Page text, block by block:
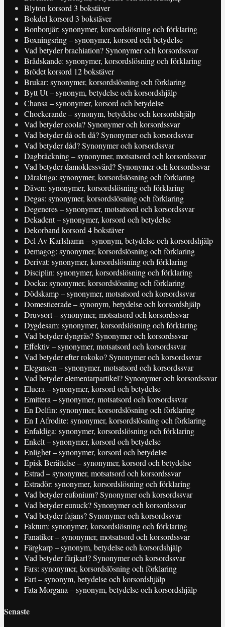
Blyton korsord 3 bokstäver
Bokdel korsord 3 bokstäver
Bonbonjär: synonymer, korsordslösning och förklaring
Boxningsring – synonymer, korsord och betydelse
Vad betyder brachiation? Synonymer och korsordssvar
Brådskande: synonymer, korsordslösning och förklaring
Brödet korsord 12 bokstäver
Brukar: synonymer, korsordslösning och förklaring
Bytt Ut – synonym, betydelse och korsordshjälp
Chansa – synonymer, korsord och betydelse
Chockerande – synonym, betydelse och korsordshjälp
Vad betyder coola? Synonymer och korsordssvar
Vad betyder då och då? Synonymer och korsordssvar
Vad betyder dåd? Synonymer och korsordssvar
Dagbräckning – synonymer, motsatsord och korsordssvar
Vad betyder damoklessvärd? Synonymer och korsordssvar
Dåraktiga: synonymer, korsordslösning och förklaring
Däven: synonymer, korsordslösning och förklaring
Degas: synonymer, korsordslösning och förklaring
Degeneres – synonymer, motsatsord och korsordssvar
Dekadent – synonymer, korsord och betydelse
Dekorband korsord 4 bokstäver
Del Av Karlshamn – synonym, betydelse och korsordshjälp
Demagog: synonymer, korsordslösning och förklaring
Derivat: synonymer, korsordslösning och förklaring
Disciplin: synonymer, korsordslösning och förklaring
Docka: synonymer, korsordslösning och förklaring
Dödskamp – synonymer, motsatsord och korsordssvar
Domesticerade – synonym, betydelse och korsordshjälp
Druvsort – synonymer, motsatsord och korsordssvar
Dygdesam: synonymer, korsordslösning och förklaring
Vad betyder dyngräs? Synonymer och korsordssvar
Effektiv – synonymer, motsatsord och korsordssvar
Vad betyder efter rokoko? Synonymer och korsordssvar
Elegansen – synonymer, motsatsord och korsordssvar
Vad betyder elementarpartikel? Synonymer och korsordssvar
Eluera – synonymer, korsord och betydelse
Emittera – synonymer, motsatsord och korsordssvar
En Delfin: synonymer, korsordslösning och förklaring
En I Afrodite: synonymer, korsordslösning och förklaring
Enfaldiga: synonymer, korsordslösning och förklaring
Enkelt – synonymer, korsord och betydelse
Enlighet – synonymer, korsord och betydelse
Episk Berättelse – synonymer, korsord och betydelse
Estrad – synonymer, motsatsord och korsordssvar
Estradör: synonymer, korsordslösning och förklaring
Vad betyder eufonium? Synonymer och korsordssvar
Vad betyder eunuck? Synonymer och korsordssvar
Vad betyder fajans? Synonymer och korsordssvar
Faktum: synonymer, korsordslösning och förklaring
Fanatiker – synonymer, motsatsord och korsordssvar
Färgkarp – synonym, betydelse och korsordshjälp
Vad betyder färjkarl? Synonymer och korsordssvar
Fars: synonymer, korsordslösning och förklaring
Fart – synonym, betydelse och korsordshjälp
Fata Morgana – synonym, betydelse och korsordshjälp
Senaste